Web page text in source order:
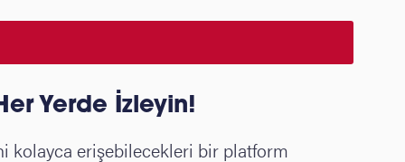
Yerde İzleyin!
kolayca erişebilecekleri bir platform